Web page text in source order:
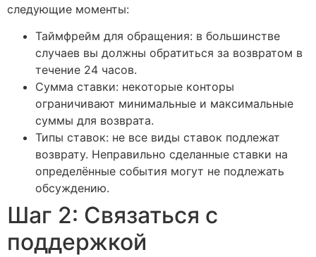
следующие моменты:
Таймфрейм для обращения: в большинстве
случаев вы должны обратиться за возвратом в
течение 24 часов.
Сумма ставки: некоторые конторы
ограничивают минимальные и максимальные
суммы для возврата.
Типы ставок: не все виды ставок подлежат
возврату. Неправильно сделанные ставки на
определённые события могут не подлежать
обсуждению.
Шаг 2: Связаться с
поддержкой